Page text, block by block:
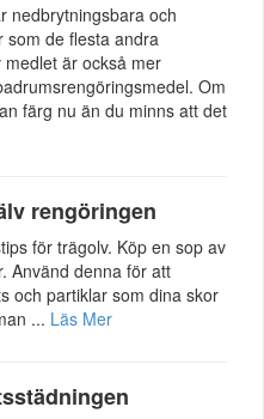
nedbrytningsbara och
som de flesta andra
är också mer
Om
färg nu än du minns att det
rengöringen
för trägolv. Köp en sop av
Använd denna för att
och partiklar som dina skor
... Läs Mer